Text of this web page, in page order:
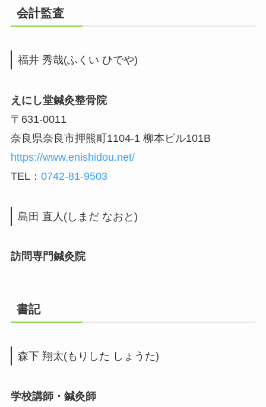
会計監査
福井 秀哉(ふくい ひでや)
えにし堂鍼灸整骨院
〒631-0011
奈良県奈良市押熊町1104-1 柳本ビル101B
https://www.enishidou.net/
TEL： 0742-81-9503
島田 直人(しまだ なおと)
訪問専門鍼灸院
書記
森下 翔太(もりした しょうた)
学校講師・鍼灸師